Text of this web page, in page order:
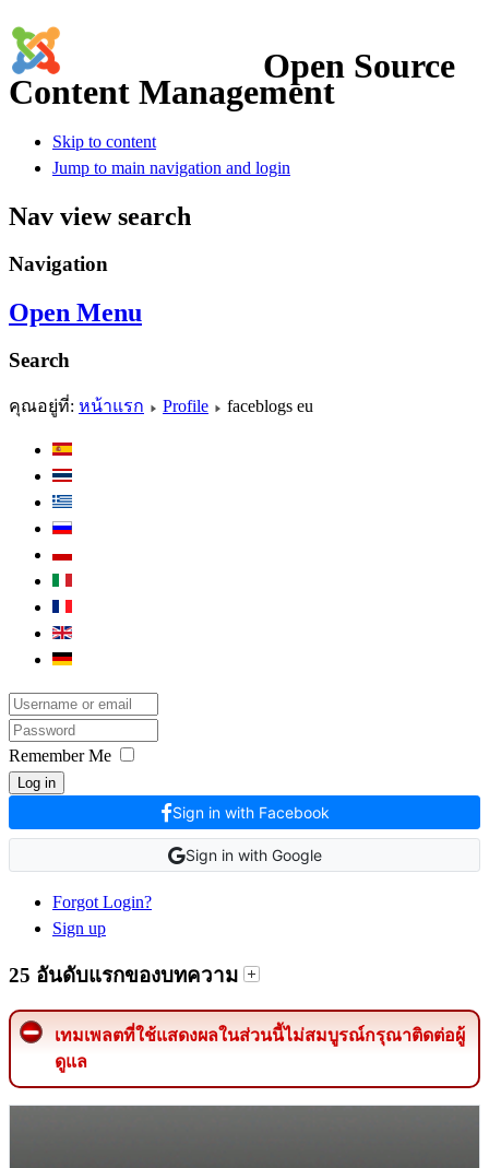
Open Source
Content Management
Skip to content
Jump to main navigation and login
Nav view search
Navigation
Open Menu
Search
คุณอยู่ที่: หน้าแรก Profile faceblogs eu
Remember Me
Log in
Sign in with Facebook
Sign in with Google
Forgot Login?
Sign up
25 อันดับแรกของบทความ
เทมเพลตที่ใช้แสดงผลในส่วนนี้ไม่สมบูรณ์กรุณาติดต่อผู้
ดูแล